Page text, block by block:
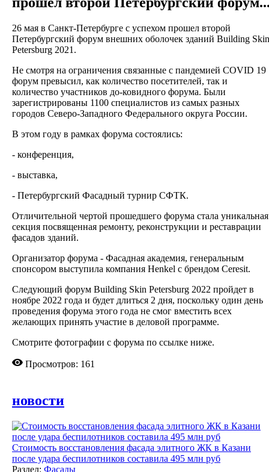
26 мая в Санкт-Петербурге с успехом прошел второй
Петербургский форум внешних оболочек зданий Building Skin
Petersburg 2021.
Не смотря на ограничения связанные с пандемией COVID 19
форум превысил, как количество посетителей, так и
количество участников до-ковидного форума. Были
зарегистрированы 1100 специалистов из самых разных
городов Северо-Западного Федерального округа России.
В этом году в рамках форума состоялись:
- конференция,
- выставка,
- Петербургский Фасадный турнир СФТК.
Отличительной чертой прошедшего форума стала уникальная
секция посвященная ремонту, реконструкции и реставрации
фасадов зданий.
Организатор форума - Фасадная академия, генеральным
спонсором выступила компания Henkel с брендом Ceresit.
Следующий форум Building Skin Petersburg 2022 пройдет в
ноябре 2022 года и будет длиться 2 дня, поскольку один день
проведения форума этого года не смог вместить всех
желающих принять участие в деловой программе.
Смотрите фотографии с форума по ссылке ниже.
Просмотров: 161
новости
Стоимость восстановления фасада элитного ЖК в Казани
после удара беспилотников составила 495 млн руб
Раздел: Фасады